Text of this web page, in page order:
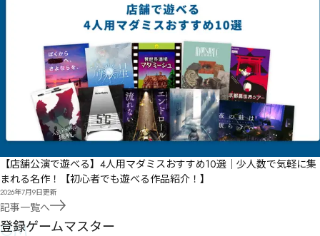
【店舗公演で遊べる】4人用マダミスおすすめ10選｜少人数で気軽に集
まれる名作！【初心者でも遊べる作品紹介！】
2026年7月9日更新
記事一覧へ
GM
登録ゲームマスター